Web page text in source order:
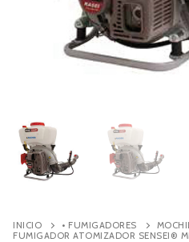
INICIO • FUMIGADORES
FUMIGADOR ATOMIZADOR SENSEI®